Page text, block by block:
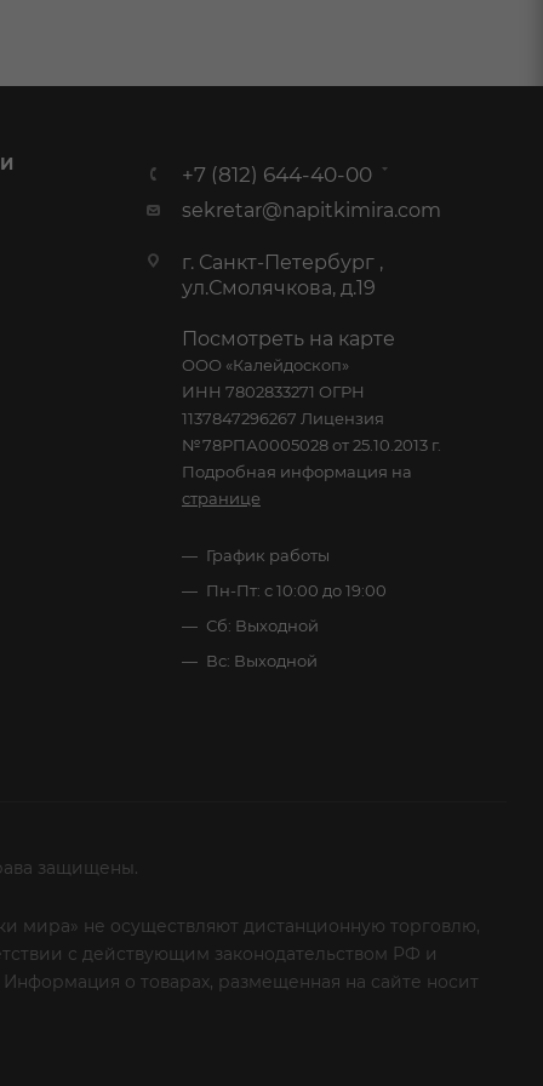
+7 (812) 644-40-00
sekretar@napitkimira.com
г. Санкт-Петербург ,
ул.Смолячкова, д.19
Посмотреть на карте
ООО «Калейдоскоп»
ИНН 7802833271 ОГРН
1137847296267 Лицензия
№78РПА0005028 от 25.10.2013 г.
Подробная информация на
странице
График работы
Пн-Пт: с 10:00 до 19:00
Сб: Выходной
Вс: Выходной
защищены.
мира» не осуществляют дистанционную торговлю,
с действующим законодательством РФ и
о товарах, размещенная на сайте носит